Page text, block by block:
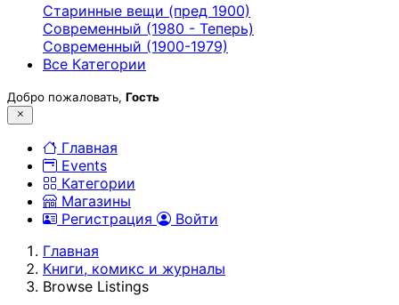
Старинные вещи (пред 1900)
Современный (1980 - Теперь)
Современный (1900-1979)
Все Категории
Добро пожаловать, Гость
Главная
Events
Категории
Магазины
Регистрация
Войти
Главная
Книги, комикс и журналы
Browse Listings